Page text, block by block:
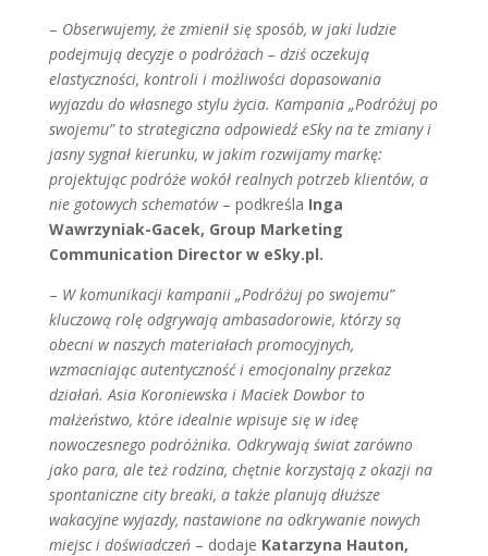
– Obserwujemy, że zmienił się sposób, w jaki ludzie
podejmują decyzje o podróżach – dziś oczekują
elastyczności, kontroli i możliwości dopasowania
wyjazdu do własnego stylu życia. Kampania „Podróżuj po
swojemu” to strategiczna odpowiedź eSky na te zmiany i
jasny sygnał kierunku, w jakim rozwijamy markę:
projektując podróże wokół realnych potrzeb klientów, a
nie gotowych schematów– podkreśla Inga
Wawrzyniak-Gacek, Group Marketing
Communication Director w eSky.pl.
– W komunikacji kampanii „Podróżuj po swojemu”
kluczową rolę odgrywają ambasadorowie, którzy są
obecni w naszych materiałach promocyjnych,
wzmacniając autentyczność i emocjonalny przekaz
działań. Asia Koroniewska i Maciek Dowbor to
małżeństwo, które idealnie wpisuje się w ideę
nowoczesnego podróżnika. Odkrywają świat zarówno
jako para, ale też rodzina, chętnie korzystają z okazji na
spontaniczne city breaki, a także planują dłuższe
wakacyjne wyjazdy, nastawione na odkrywanie nowych
miejsc i doświadczeń– dodaje Katarzyna Hauton,